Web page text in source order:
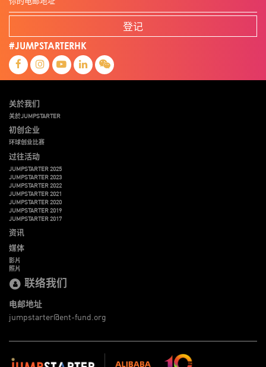
登记
#JUMPSTARTERHK
关於我们
关於JUMPSTARTER
初创企业
环球创业比赛
过往活动
JUMPSTARTER 2025
JUMPSTARTER 2023
JUMPSTARTER 2022
JUMPSTARTER 2021
JUMPSTARTER 2020
JUMPSTARTER 2019
JUMPSTARTER 2017
资讯
媒体
影片
照片
联络我们
电邮地址
jumpstarter@ent-fund.org